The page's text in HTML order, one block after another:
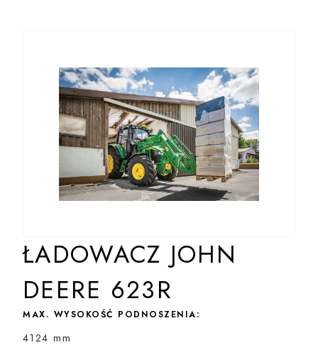
ŁADOWACZ JOHN
DEERE 623R
MAX. WYSOKOŚĆ PODNOSZENIA:
4124 mm